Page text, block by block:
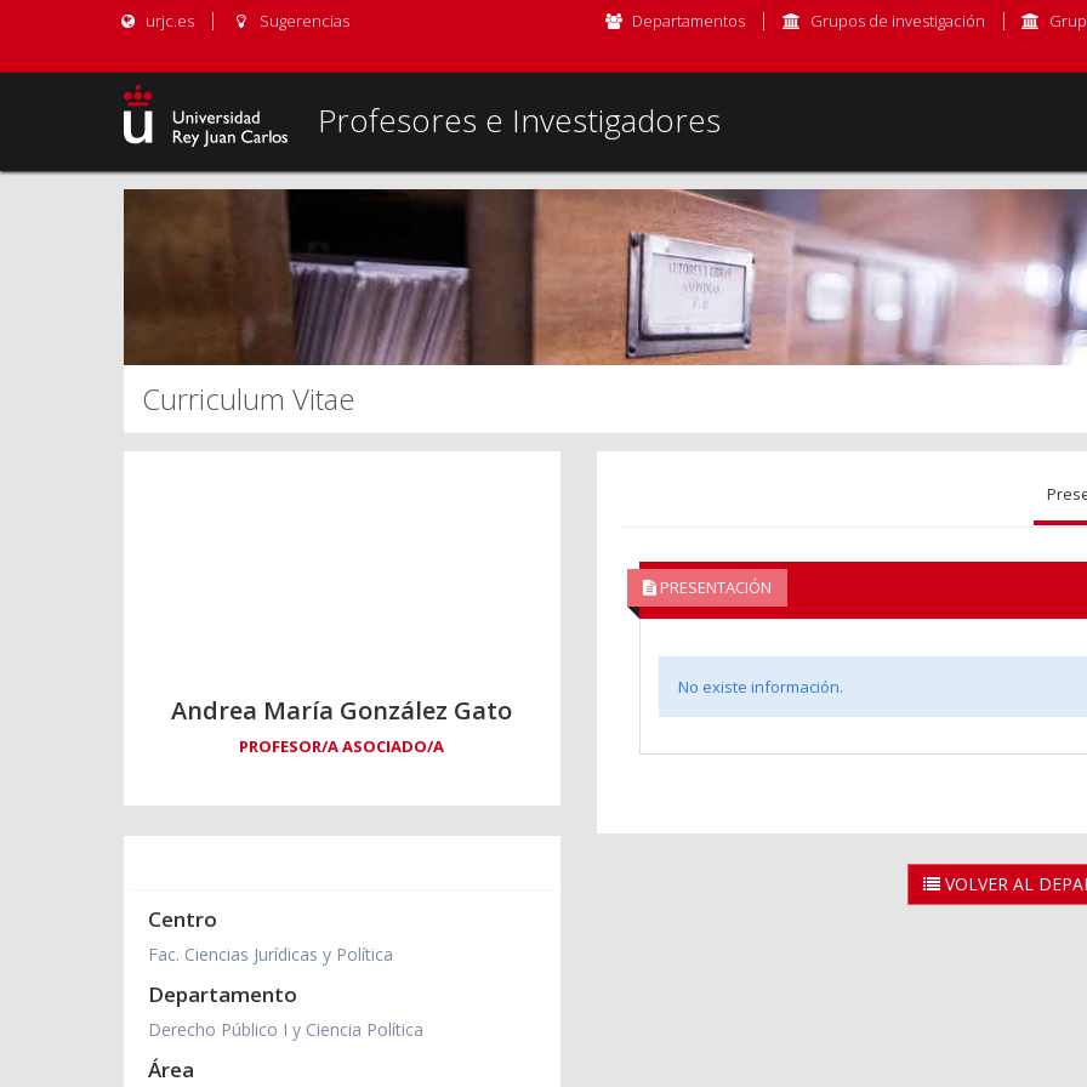
urjc.es Sugerencias Departamentos Grupos de investigación
Profesores e Investigadores
Curriculum Vitae
Andrea María González Gato
PROFESOR/A ASOCIADO/A
Centro
Fac. Ciencias Jurídicas y Política
Departamento
Derecho Público I y Ciencia Política
Área
PRESENTACIÓN
No existe información.
VOLVER AL